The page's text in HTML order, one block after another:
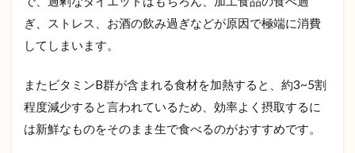
ぎ、ストレス、お酒の飲み過ぎなどが原因で極端に消費
してしまいます。
またビタミンB群が含まれる食材を加熱すると、約3~5割
程度減少すると言われているため、効率よく摂取するに
は新鮮なものをそのまま生で食べるのがおすすめです。